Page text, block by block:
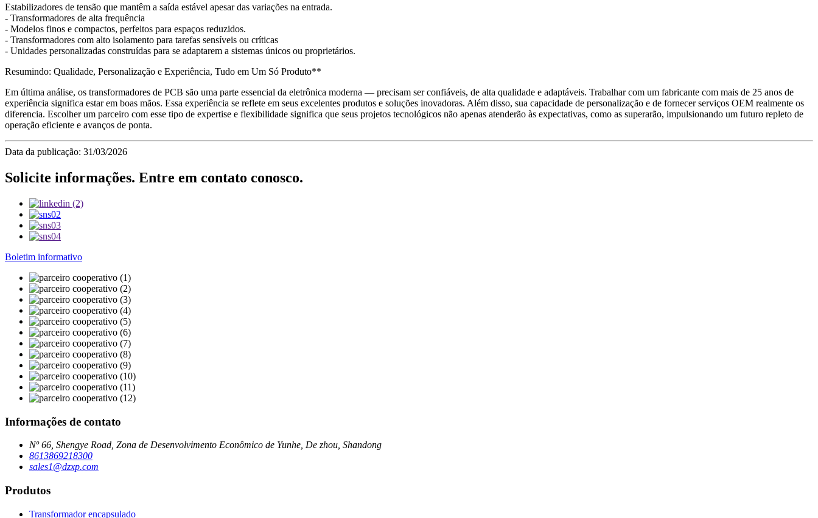
Estabilizadores de tensão que mantêm a saída estável apesar das variações na entrada.
- Transformadores de alta frequência
- Modelos finos e compactos, perfeitos para espaços reduzidos.
- Transformadores com alto isolamento para tarefas sensíveis ou críticas
- Unidades personalizadas construídas para se adaptarem a sistemas únicos ou proprietários.
Resumindo: Qualidade, Personalização e Experiência, Tudo em Um Só Produto**
Em última análise, os transformadores de PCB são uma parte essencial da eletrônica moderna — precisam ser confiáveis, de alta qualidade e adaptáveis. Trabalhar com um fabricante com mais de 25 anos de
experiência significa estar em boas mãos. Essa experiência se reflete em seus excelentes produtos e soluções inovadoras. Além disso, sua capacidade de personalização e de fornecer serviços OEM realmente os
diferencia. Escolher um parceiro com esse tipo de expertise e flexibilidade significa que seus projetos tecnológicos não apenas atenderão às expectativas, como as superarão, impulsionando um futuro repleto de
operação eficiente e avanços de ponta.
Data da publicação: 31/03/2026
Solicite informações. Entre em contato conosco.
Boletim informativo
Informações de contato
Nº 66, Shengye Road, Zona de Desenvolvimento Econômico de Yunhe, De zhou, Shandong
8613869218300
sales1@dzxp.com
Produtos
Transformador encapsulado